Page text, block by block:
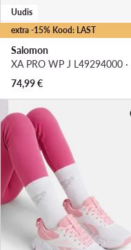
extra -15% Kood: LAST
Uudis
Salomon
74,99€